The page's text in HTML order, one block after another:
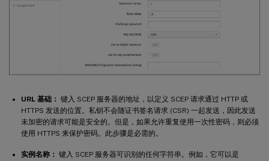
URL 基础： 键入 SCEP 服务器的地址，以定义 SCEP 请求通过 HTTP 或
HTTPS 发送的位置。私钥不会随证书签名请求 (CSR) 一起发送，因此发送
未加密的请求可能是安全的。但是，如果允许重复使用一次性密码，则必须
使用 HTTPS 来保护密码。此步骤是必需的。
实例名称： 键入 SCEP 服务器可识别的任何字符串。例如，它可以是